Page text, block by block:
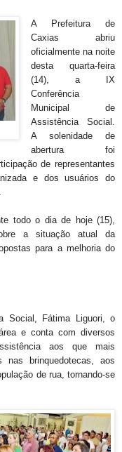
A Prefeitura de
Caxias abriu
oficialmente na noite
desta quarta-feira
(14), a IX
Conferência
Municipal de
Assistência Social.
A solenidade de
abertura foi
de representantes
e dos usuários do
todo o dia de hoje (15),
a situação atual da
para a melhoria do
Social, Fátima Liguori, o
e conta com diversos
aos que mais
nas brinquedotecas, aos
de rua, tornando-se